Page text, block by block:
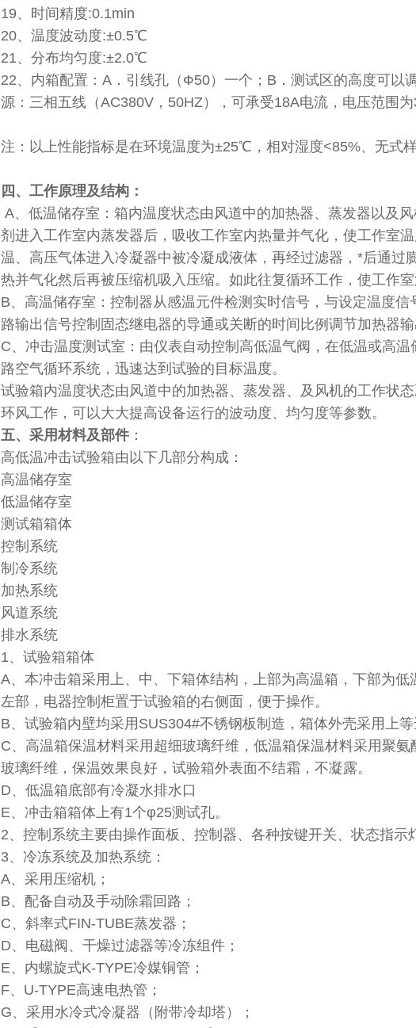
19、时间精度:0.1min
20、温度波动度:±0.5℃
21、分布均匀度:±2.0℃
22、内箱配置：A．引线孔（Ф50）一个；B．测试区的高度可以
源：三相五线（AC380V，50HZ），可承受18A电流，电压范围为
注：以上性能指标是在环境温度为±25℃，相对湿度<85%、无式
四、工作原理及结构：
A、低温储存室：箱内温度状态由风道中的加热器、蒸发器以及
剂进入工作室内蒸发器后，吸收工作室内热量并气化，使工作室
温、高压气体进入冷凝器中被冷凝成液体，再经过滤器，*后通过
热并气化然后再被压缩机吸入压缩。如此往复循环工作，使工作
B、高温储存室：控制器从感温元件检测实时信号，与设定温度
路输出信号控制固态继电器的导通或关断的时间比例调节加热器
C、冲击温度测试室：由仪表自动控制高低温气阀，在低温或高
路空气循环系统，迅速达到试验的目标温度。
试验箱内温度状态由风道中的加热器、蒸发器、及风机的工作状
环风工作，可以大大提高设备运行的波动度、均匀度等参数。
五、采用材料及部件 ：
高低温冲击试验箱由以下几部分构成：
高温储存室
低温储存室
测试箱箱体
控制系统
制冷系统
加热系统
风道系统
排水系统
1、试验箱箱体
A、本冲击箱采用上、中、下箱体结构，上部为高温箱，下部为
左部，电器控制柜置于试验箱的右侧面，便于操作。
B、试验箱内壁均采用SUS304#不锈钢板制造，箱体外壳采用上
C、高温箱保温材料采用超细玻璃纤维，低温箱保温材料采用聚氨
玻璃纤维，保温效果良好，试验箱外表面不结霜，不凝露。
D、低温箱底部有冷凝水排水口
E、冲击箱箱体上有1个φ25测试孔。
2、控制系统主要由操作面板、控制器、各种按键开关、状态指示
3、冷冻系统及加热系统：
A、采用压缩机；
B、配备自动及手动除霜回路；
C、斜率式FIN-TUBE蒸发器；
D、电磁阀、干燥过滤器等冷冻组件；
E、内螺旋式K-TYPE冷媒铜管；
F、U-TYPE高速电热管；
G、采用水冷式冷凝器（附带冷却塔）；